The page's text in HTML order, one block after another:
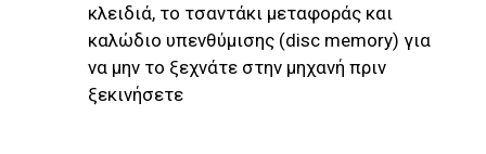
κλειδιά, το τσαντάκι μεταφοράς και
καλώδιο υπενθύμισης (disc memory) για
να μην το ξεχνάτε στην μηχανή πριν
ξεκινήσετε